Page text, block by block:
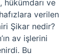
hükümdarı ve
verilen
Şikar nedir?
av işlerini
Bu